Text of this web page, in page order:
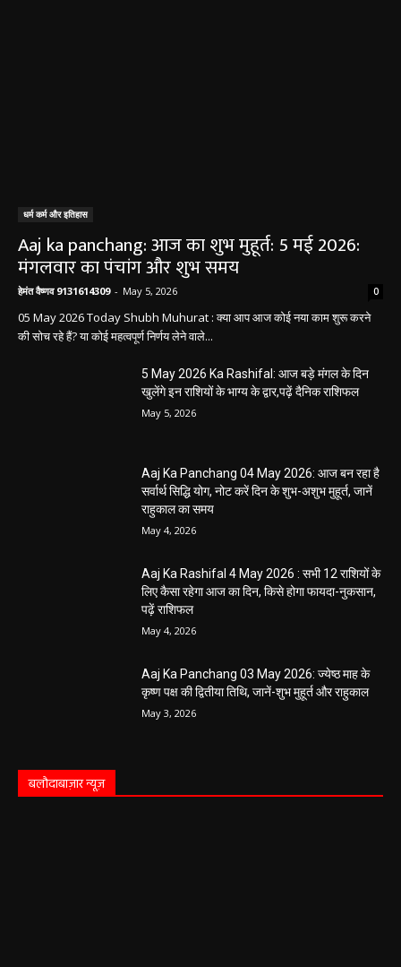
धर्म कर्म और इतिहास
Aaj ka panchang: आज का शुभ मुहूर्त: 5 मई 2026:
मंगलवार का पंचांग और शुभ समय
हेमंत वैष्णव 9131614309 - May 5, 2026 0
05 May 2026 Today Shubh Muhurat : क्या आप आज कोई नया काम शुरू करने
की सोच रहे हैं? या कोई महत्वपूर्ण निर्णय लेने वाले...
5 May 2026 Ka Rashifal: आज बड़े मंगल के दिन
खुलेंगे इन राशियों के भाग्य के द्वार,पढ़ें दैनिक राशिफल
May 5, 2026
Aaj Ka Panchang 04 May 2026: आज बन रहा है
सर्वार्थ सिद्धि योग, नोट करें दिन के शुभ-अशुभ मुहूर्त, जानें
राहुकाल का समय
May 4, 2026
Aaj Ka Rashifal 4 May 2026 : सभी 12 राशियों के
लिए कैसा रहेगा आज का दिन, किसे होगा फायदा-नुकसान,
पढ़ें राशिफल
May 4, 2026
Aaj Ka Panchang 03 May 2026: ज्येष्ठ माह के
कृष्ण पक्ष की द्वितीया तिथि, जानें-शुभ मुहूर्त और राहुकाल
May 3, 2026
बलौदाबाज़ार न्यूज़